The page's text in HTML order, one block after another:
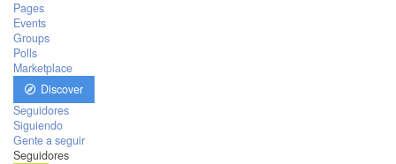
Pages
Events
Groups
Polls
Marketplace
Discover
Seguidores
Siguiendo
Gente a seguir
Seguidores